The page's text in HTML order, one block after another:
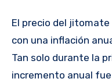
El precio del
con una inflación
Tan solo durante la
incremento anual fue